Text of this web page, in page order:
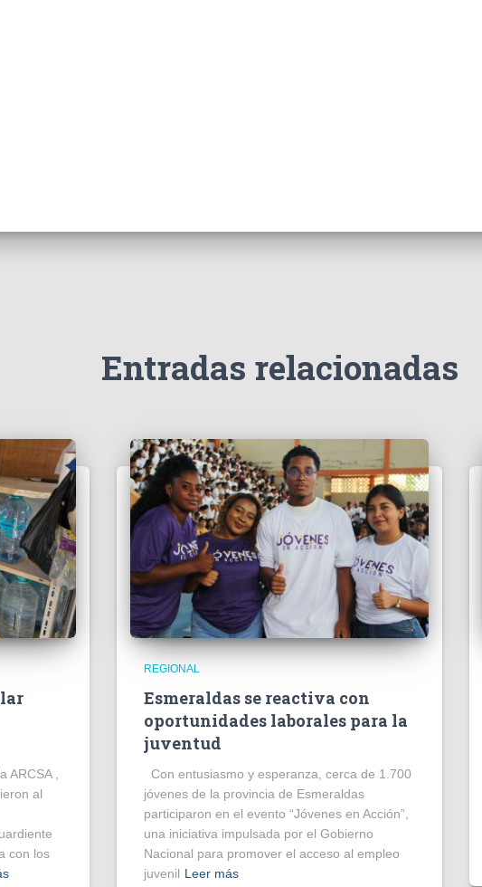
Entradas relacionadas
,
al
con los
REGIONAL
Esmeraldas se reactiva con
oportunidades laborales para la
juventud
Con entusiasmo y esperanza, cerca de 1.700
jóvenes de la provincia de Esmeraldas
participaron en el evento “Jóvenes en Acción”,
una iniciativa impulsada por el Gobierno
Nacional para promover el acceso al empleo
juvenil Leer más